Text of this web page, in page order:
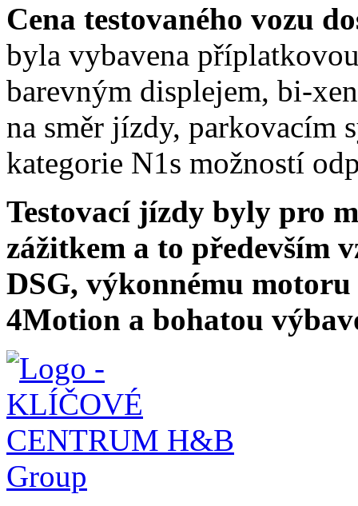
Cena testovaného vozu
byla vybavena
barevným displejem, bi-
na směr jízdy, parkovacím
kategorie N1s možností
Testovací jízdy byly pro
zážitkem a to především
DSG, výkonnému
4Motion a bohatou